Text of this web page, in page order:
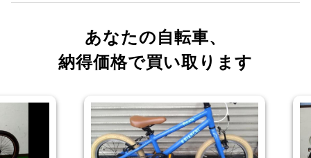
あなたの自転車、
納得価格で買い取ります